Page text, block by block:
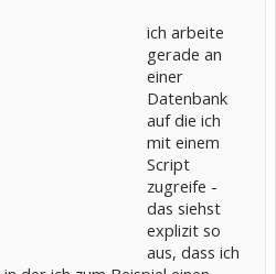
ich arbeite
gerade an
einer
Datenbank
auf die ich
mit einem
Script
zugreife -
das siehst
explizit so
aus, dass ich